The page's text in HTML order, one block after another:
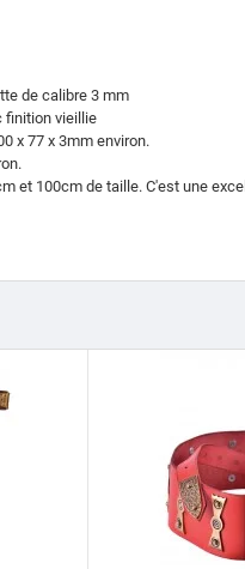
de calibre 3 mm
finition vieillie
x 77 x 3mm environ.
et 100cm de taille. C'est une